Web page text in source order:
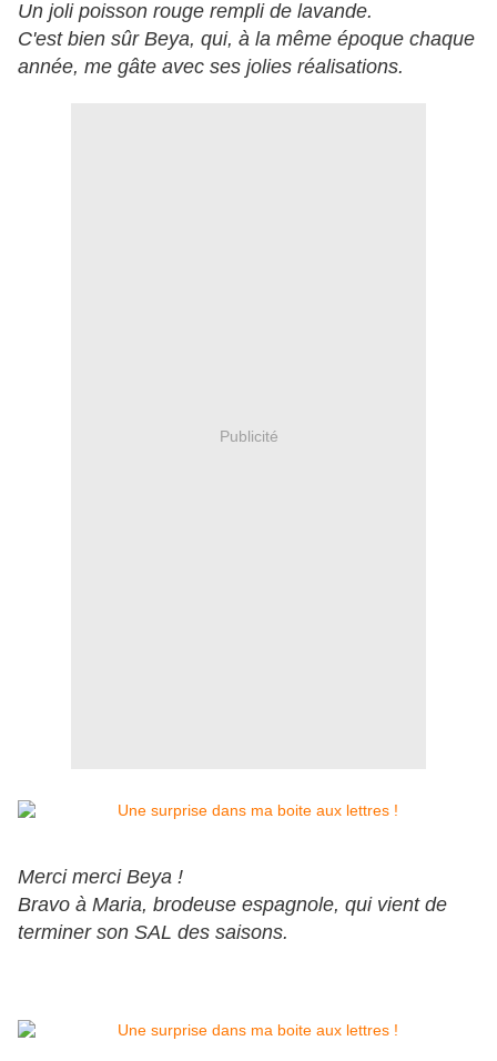
Un joli poisson rouge rempli de lavande.
C'est bien sûr Beya, qui, à la même époque chaque
année, me gâte avec ses jolies réalisations.
Publicité
Merci merci Beya !
Bravo à Maria, brodeuse espagnole, qui vient de
terminer son SAL des saisons.